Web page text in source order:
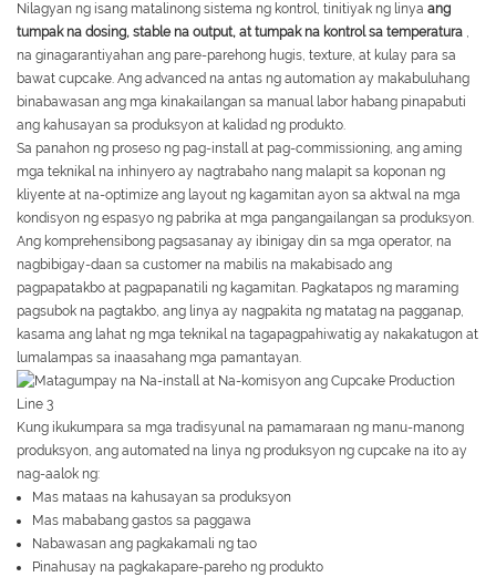
Nilagyan ng isang matalinong sistema ng kontrol, tinitiyak ng linya ang
tumpak na dosing, stable na output, at tumpak na kontrol sa temperatura ,
na ginagarantiyahan ang pare-parehong hugis, texture, at kulay para sa
bawat cupcake. Ang advanced na antas ng automation ay makabuluhang
binabawasan ang mga kinakailangan sa manual labor habang pinapabuti
ang kahusayan sa produksyon at kalidad ng produkto.
Sa panahon ng proseso ng pag-install at pag-commissioning, ang aming
mga teknikal na inhinyero ay nagtrabaho nang malapit sa koponan ng
kliyente at na-optimize ang layout ng kagamitan ayon sa aktwal na mga
kondisyon ng espasyo ng pabrika at mga pangangailangan sa produksyon.
Ang komprehensibong pagsasanay ay ibinigay din sa mga operator, na
nagbibigay-daan sa customer na mabilis na makabisado ang
pagpapatakbo at pagpapanatili ng kagamitan. Pagkatapos ng maraming
pagsubok na pagtakbo, ang linya ay nagpakita ng matatag na pagganap,
kasama ang lahat ng mga teknikal na tagapagpahiwatig ay nakakatugon at
lumalampas sa inaasahang mga pamantayan.
Kung ikukumpara sa mga tradisyunal na pamamaraan ng manu-manong
produksyon, ang automated na linya ng produksyon ng cupcake na ito ay
nag-aalok ng:
Mas mataas na kahusayan sa produksyon
Mas mababang gastos sa paggawa
Nabawasan ang pagkakamali ng tao
Pinahusay na pagkakapare-pareho ng produkto